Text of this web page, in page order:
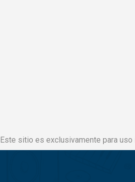
Este sitio es exclusivamente para